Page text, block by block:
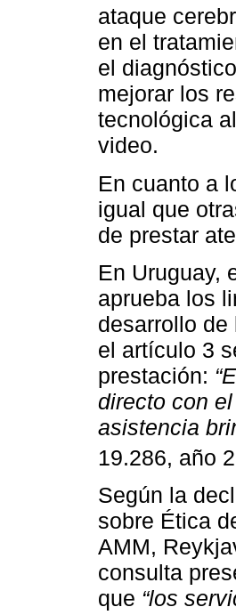
ataque
en el
el
mejorar los
tecnológica
video.
En cuanto a
igual que
de prestar
En Uruguay,
aprueba los
desarrollo
el artículo 3
prestación:
directo con
asistencia
19.286, año
Según la
sobre Ética
AMM,
consulta
que “los